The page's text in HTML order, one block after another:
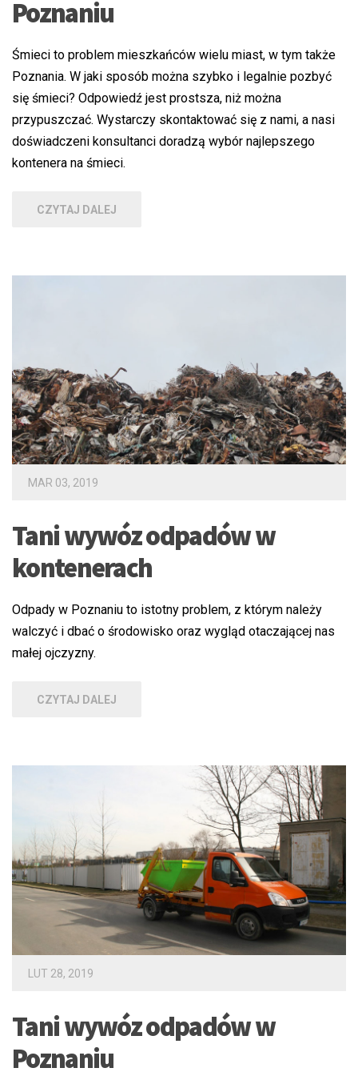
Poznaniu
Śmieci to problem mieszkańców wielu miast, w tym także
Poznania. W jaki sposób można szybko i legalnie pozbyć
się śmieci? Odpowiedź jest prostsza, niż można
przypuszczać. Wystarczy skontaktować się z nami, a nasi
doświadczeni konsultanci doradzą wybór najlepszego
kontenera na śmieci.
CZYTAJ DALEJ
MAR 03, 2019
Tani wywóz odpadów w
kontenerach
Odpady w Poznaniu to istotny problem, z którym należy
walczyć i dbać o środowisko oraz wygląd otaczającej nas
małej ojczyzny.
CZYTAJ DALEJ
LUT 28, 2019
Tani wywóz odpadów w
Poznaniu